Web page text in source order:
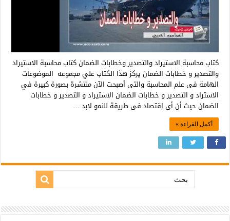
كتاب محاسبة الاستیراد والتصدیر وخطابات الضمان كتاب محاسبة الاستیراد
والتصدیر و خطابات الضمان يركز هذا الكتاب علي مجموعه الموضوعات
الھامة فى علم المحاسبة والتى أصبحت الآن منتشرة بصورة كبیرة في
الاستراد و التصدير و خطابات الضمان الاستیراد و التصدیر و خطابات
الضمان حیث أن أى إقتصاد فى طریقة للنمو لابد …
أكمل القراءة »
بحث: